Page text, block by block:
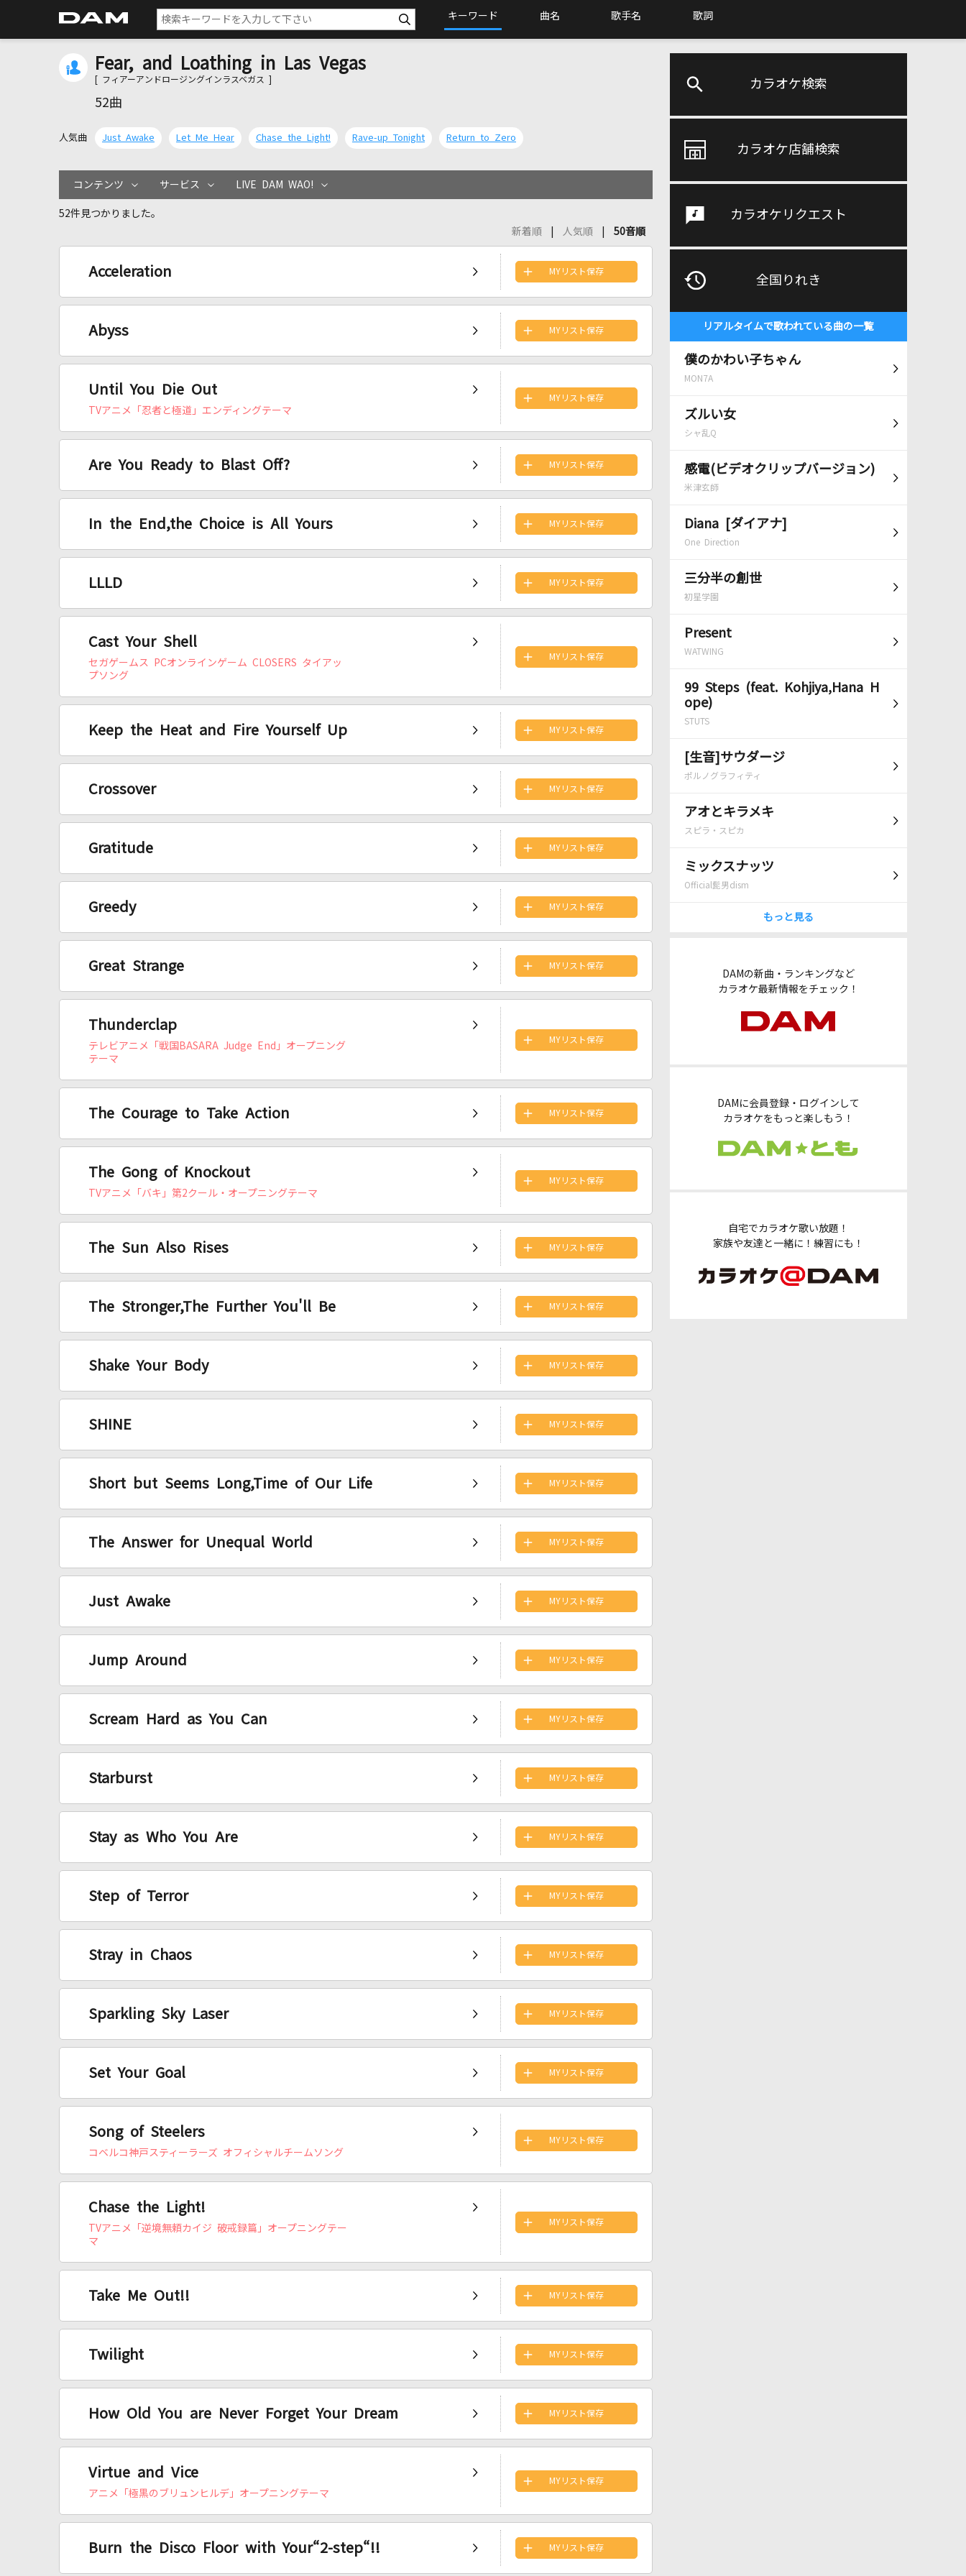
キーワード 曲名 歌手名 歌詞
カラオケ検索
カラオケ店舗検索
カラオケリクエスト
全国りれき
リアルタイムで歌われている曲の一覧
僕のかわい子ちゃん
MON7A
ズルい女
シャ乱Q
感電(ビデオクリップバージョン)
米津玄師
Diana [ダイアナ]
One Direction
三分半の創世
初星学園
Present
WATWING
99 Steps (feat. Kohjiya,Hana H
ope)
STUTS
[生音]サウダージ
ポルノグラフィティ
アオとキラメキ
スピラ・スピカ
ミックスナッツ
Official髭男dism
もっと見る
DAMの新曲・ランキングなど
カラオケ最新情報をチェック！
DAMに会員登録・ログインして
カラオケをもっと楽しもう！
自宅でカラオケ歌い放題！
家族や友達と一緒に！練習にも！
Fear, and Loathing in Las Vegas
[ フィアーアンドロージングインラスベガス ]
52曲
人気曲 Just Awake Let Me Hear Chase the Light! Rave-up Tonight Return to Zero
コンテンツ サービス LIVE DAM WAO!
52件見つかりました。
新着順
人気順 50音順
Acceleration MYリスト保存
Abyss MYリスト保存
Until You Die Out
TVアニメ「忍者と極道」エンディングテーマ
MYリスト保存
Are You Ready to Blast Off? MYリスト保存
In the End,the Choice is All Yours MYリスト保存
LLLD MYリスト保存
Cast Your Shell
セガゲームス PCオンラインゲーム CLOSERS タイアッ
プソング
MYリスト保存
Keep the Heat and Fire Yourself Up MYリスト保存
Crossover MYリスト保存
Gratitude MYリスト保存
Greedy MYリスト保存
Great Strange MYリスト保存
Thunderclap
テレビアニメ「戦国BASARA Judge End」オープニング
テーマ
MYリスト保存
The Courage to Take Action MYリスト保存
The Gong of Knockout
TVアニメ「バキ」第2クール・オープニングテーマ
MYリスト保存
The Sun Also Rises MYリスト保存
The Stronger,The Further You'll Be MYリスト保存
Shake Your Body MYリスト保存
SHINE MYリスト保存
Short but Seems Long,Time of Our Life MYリスト保存
The Answer for Unequal World MYリスト保存
Just Awake MYリスト保存
Jump Around MYリスト保存
Scream Hard as You Can MYリスト保存
Starburst MYリスト保存
Stay as Who You Are MYリスト保存
Step of Terror MYリスト保存
Stray in Chaos MYリスト保存
Sparkling Sky Laser MYリスト保存
Set Your Goal MYリスト保存
Song of Steelers
コベルコ神戸スティーラーズ オフィシャルチームソング
MYリスト保存
Chase the Light!
TVアニメ「逆境無頼カイジ 破戒録篇」オープニングテー
マ
MYリスト保存
Take Me Out!! MYリスト保存
Twilight MYリスト保存
How Old You are Never Forget Your Dream MYリスト保存
Virtue and Vice
アニメ「極黒のブリュンヒルデ」オープニングテーマ
MYリスト保存
Burn the Disco Floor with Your“2-step“!! MYリスト保存